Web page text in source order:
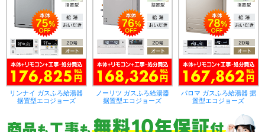
リンナイ ガスふろ給湯器
据置型エコジョーズ
ノーリツ ガスふろ給湯器
据置型エコジョーズ
パロマ ガスふろ給湯器 据
置型エコジョーズ